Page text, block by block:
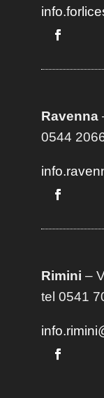
Ravenna
0544
Rimini –
tel 0541